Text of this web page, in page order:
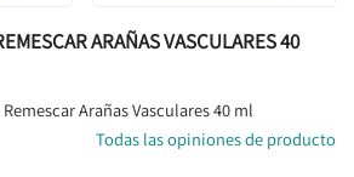
ARAÑAS VASCULARES 40
Arañas Vasculares 40 ml
Todas las opiniones de producto